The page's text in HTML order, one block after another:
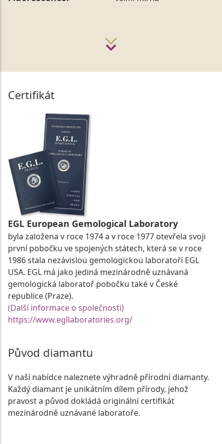
Certifikát
EGL European Gemological Laboratory
byla založena v roce 1974 a v roce 1977 otevřela svoji
první pobočku ve spojených státech, která se v roce
1986 stala nezávislou gemologickou laboratoří EGL
USA. EGL má jako jediná mezinárodně uznávaná
gemologická laboratoř pobočku také v České
republice (Praze).
(Další informace o společnosti)
https://www.egllaboratories.org/
Původ diamantu
V naší nabídce naleznete výhradně přírodní diamanty.
Každý diamant je unikátním dílem přírody, jehož
pravost a původ dokládá originální certifikát
mezinárodně uznávané laboratoře.